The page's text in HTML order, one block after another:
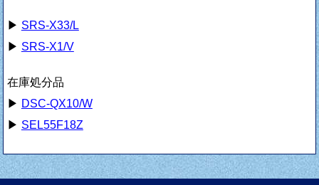
▶ SRS-X33/L
▶ SRS-X1/V
在庫処分品
▶ DSC-QX10/W
▶ SEL55F18Z